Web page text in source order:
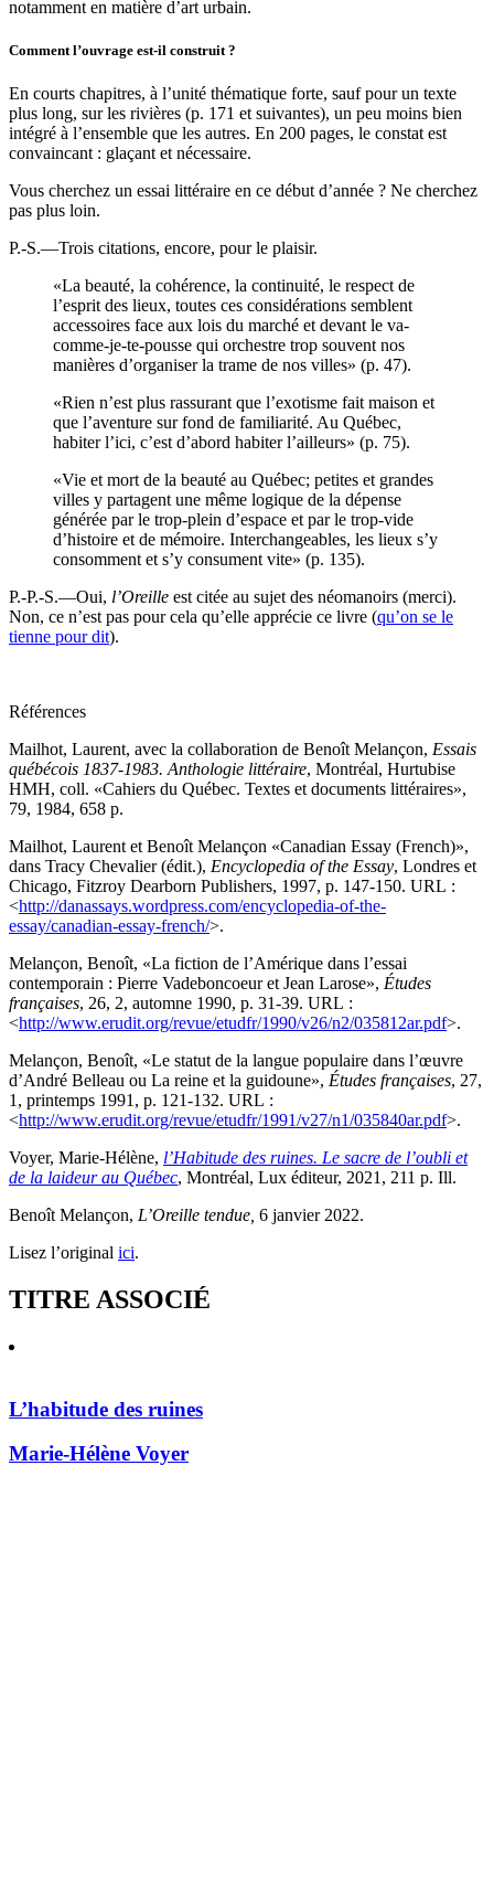
notamment en matière d’art urbain.
Comment l’ouvrage est-il construit ?
En courts chapitres, à l’unité thématique forte, sauf pour un texte
plus long, sur les rivières (p. 171 et suivantes), un peu moins bien
intégré à l’ensemble que les autres. En 200 pages, le constat est
convaincant : glaçant et nécessaire.
Vous cherchez un essai littéraire en ce début d’année ? Ne cherchez
pas plus loin.
P.-S.—Trois citations, encore, pour le plaisir.
«La beauté, la cohérence, la continuité, le respect de
l’esprit des lieux, toutes ces considérations semblent
accessoires face aux lois du marché et devant le va-
comme-je-te-pousse qui orchestre trop souvent nos
manières d’organiser la trame de nos villes» (p. 47).
«Rien n’est plus rassurant que l’exotisme fait maison et
que l’aventure sur fond de familiarité. Au Québec,
habiter l’ici, c’est d’abord habiter l’ailleurs» (p. 75).
«Vie et mort de la beauté au Québec; petites et grandes
villes y partagent une même logique de la dépense
générée par le trop-plein d’espace et par le trop-vide
d’histoire et de mémoire. Interchangeables, les lieux s’y
consomment et s’y consument vite» (p. 135).
P.-P.-S.—Oui, l’Oreille est citée au sujet des néomanoirs (merci).
Non, ce n’est pas pour cela qu’elle apprécie ce livre (qu’on se le
tienne pour dit).
Références
Mailhot, Laurent, avec la collaboration de Benoît Melançon, Essais
québécois 1837-1983. Anthologie littéraire, Montréal, Hurtubise
HMH, coll. «Cahiers du Québec. Textes et documents littéraires»,
79, 1984, 658 p.
Mailhot, Laurent et Benoît Melançon «Canadian Essay (French)»,
dans Tracy Chevalier (édit.), Encyclopedia of the Essay, Londres et
Chicago, Fitzroy Dearborn Publishers, 1997, p. 147-150. URL :
<http://danassays.wordpress.com/encyclopedia-of-the-
essay/canadian-essay-french/>.
Melançon, Benoît, «La fiction de l’Amérique dans l’essai
contemporain : Pierre Vadeboncoeur et Jean Larose», Études
françaises, 26, 2, automne 1990, p. 31-39. URL :
<http://www.erudit.org/revue/etudfr/1990/v26/n2/035812ar.pdf>.
Melançon, Benoît, «Le statut de la langue populaire dans l’œuvre
d’André Belleau ou La reine et la guidoune», Études françaises, 27,
1, printemps 1991, p. 121-132. URL :
<http://www.erudit.org/revue/etudfr/1991/v27/n1/035840ar.pdf>.
Voyer, Marie-Hélène, l’Habitude des ruines. Le sacre de l’oubli et
de la laideur au Québec, Montréal, Lux éditeur, 2021, 211 p. Ill.
Benoît Melançon, L’Oreille tendue, 6 janvier 2022.
Lisez l’original ici.
TITRE ASSOCIÉ
L’habitude des ruines
Marie-Hélène Voyer